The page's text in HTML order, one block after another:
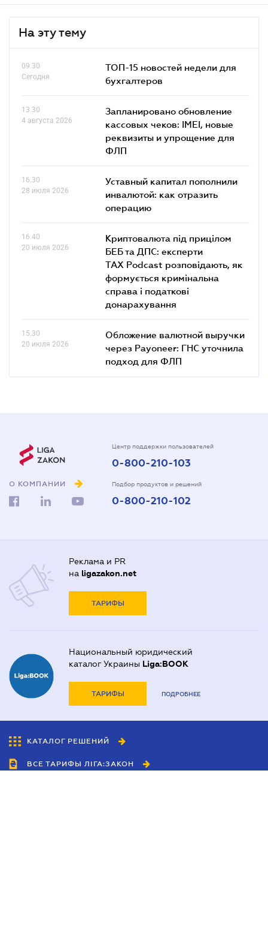
На эту тему
09.30
Сегодня
ТОП-15 новостей недели для
бухгалтеров
13.30
4 августа 2026
Запланировано обновление
кассовых чеков: IMEI, новые
реквизиты и упрощение для
ФЛП
16.30
28 июля 2026
Уставный капитал пополнили
инвалютой: как отразить
операцию
16.40
20 июля 2026
Криптовалюта під прицілом
БЕБ та ДПС: експерти
TAX Podcast розповідають, як
формується кримінальна
справа і податкові
донарахування
15.30
20 июля 2026
Обложение валютной выручки
через Payoneer: ГНС уточнила
подход для ФЛП
О КОМПАНИИ
Центр поддержки пользователей
0-800-210-103
Подбор продуктов и решений
0-800-210-102
Реклама и PR
на ligazakon.net
ТАРИФЫ
Национальный юридический
каталог Украины Liga:BOOK
ТАРИФЫ ПОДРОБНЕЕ
КАТАЛОГ РЕШЕНИЙ
ВСЕ ТАРИФЫ ЛІГА:ЗАКОН